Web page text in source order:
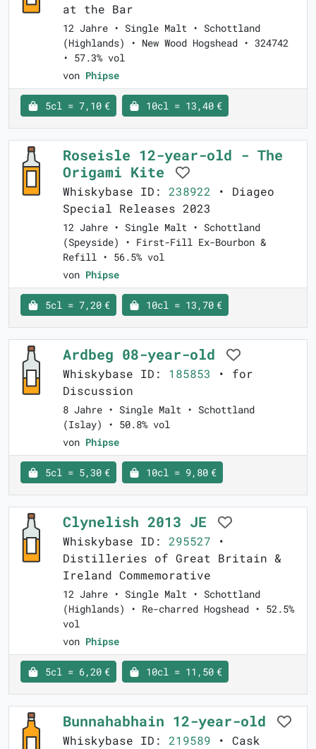
at the Bar
12 Jahre • Single Malt • Schottland
(Highlands) • New Wood Hogshead • 324742
• 57.3% vol
von Phipse
5cl = 7,10 € 10cl = 13,40 €
Roseisle 12-year-old - The
Origami Kite
Whiskybase ID: 238922 • Diageo
Special Releases 2023
12 Jahre • Single Malt • Schottland
(Speyside) • First-Fill Ex-Bourbon &
Refill • 56.5% vol
von Phipse
5cl = 7,20 € 10cl = 13,70 €
Ardbeg 08-year-old
Whiskybase ID: 185853 • for
Discussion
8 Jahre • Single Malt • Schottland
(Islay) • 50.8% vol
von Phipse
5cl = 5,30 € 10cl = 9,80 €
Clynelish 2013 JE
Whiskybase ID: 295527 •
Distilleries of Great Britain &
Ireland Commemorative
12 Jahre • Single Malt • Schottland
(Highlands) • Re-charred Hogshead • 52.5%
vol
von Phipse
5cl = 6,20 € 10cl = 11,50 €
Bunnahabhain 12-year-old
Whiskybase ID: 219589 • Cask